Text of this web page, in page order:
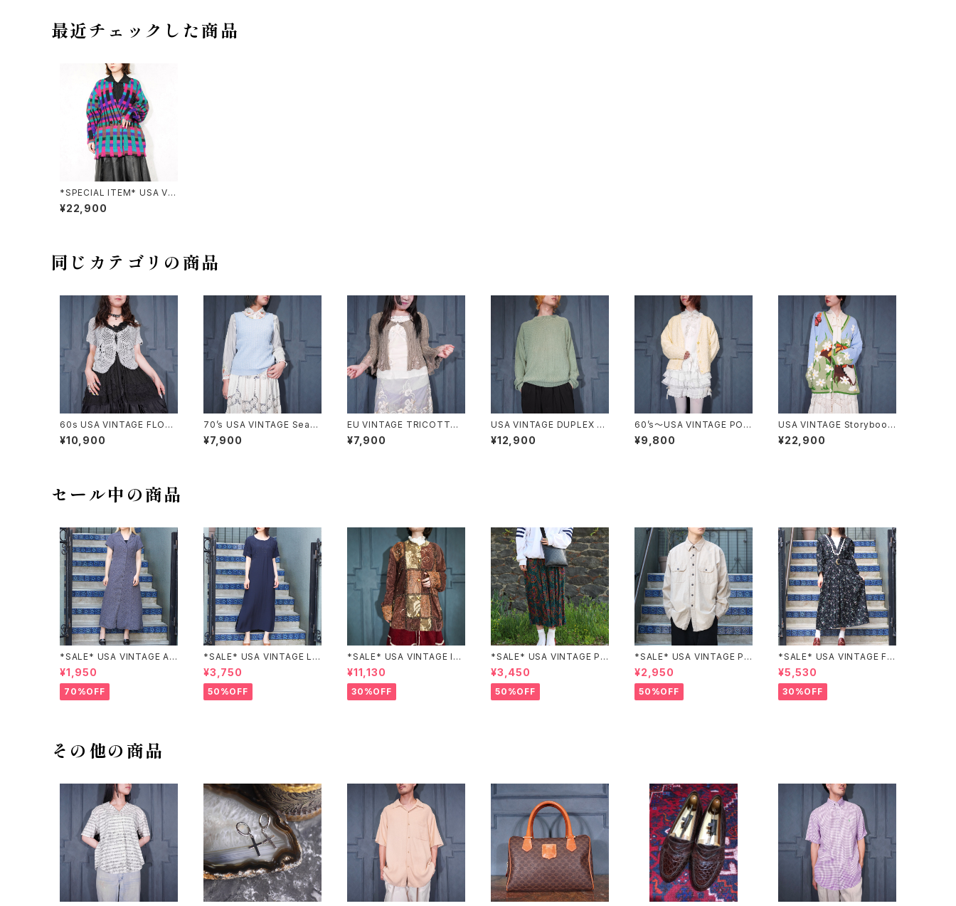
最近チェックした商品
*SPECIAL ITEM* USA VIN
TAGE MICHAEL CAROL C
OLORFUL PATTERNED D
ャケット
¥22,900
同じカテゴリの商品
60s USA VINTAGE FLOW
ER DESIGN HALF SLEEVE
CROCHET KNIT CARDIGA
¥10,900
70’s USA VINTAGE Sears
WOVEN DESIGN KNIT VE
ST/70年代アメリカ古着シア
¥7,900
EU VINTAGE TRICOTTO
CHINA BUTTON LACE FL
ARE SLEEVE DESIGN KNI
¥7,900
USA VINTAGE DUPLEX W
OVEN DESIGN COTTON
RAMIE KNIT/アメリカ古着織
¥12,900
60’s〜USA VINTAGE POC
OPOCO KNIT CARDIGAN/
60年代〜アメリカ古着ぽこぽ
¥9,800
USA VINTAGE Storybook
Knits FLOWER BUTTON
EMBROIDERY CAT DESIG
¥22,900
セール中の商品
*SALE* USA VINTAGE AN
NEX HALF SLEEVE FLOW
ER PATTERNED ONE PIEC
E/アメリカ古着半袖花柄ワン
ピース
¥1,950
70%OFF
*SALE* USA VINTAGE LIZ
claiborne EMBROIDERY
DESIGN NAVY ONE PIEC
E/アメリカ古着刺繍デザイン
ネイビーワンピース
¥3,750
50%OFF
*SALE* USA VINTAGE Ind
igo moon PATCHWORK E
MBROIDERY DESIGN JAC
KET/アメリカ古着パッチワー
ク刺繍ジャケット
¥11,130
30%OFF
*SALE* USA VINTAGE PAI
SLEY PATTERNED DESIG
N SKIRT/アメリカ古着ペイズ
リー柄デザインスカート
¥3,450
50%OFF
*SALE* USA VINTAGE PO
CKET DESIGN SHIRT/アメ
リカ古着ポケットデザインシャ
ツ
¥2,950
50%OFF
*SALE* USA VINTAGE FL
OWER PATTERNED LACE
COLLAR BELTED ONE PIE
CE/アメリカ古着花柄レース
襟ベルテッドワンピース
¥5,530
30%OFF
その他の商品